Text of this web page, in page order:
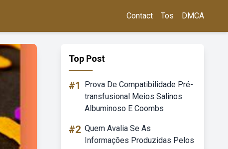
Contact Tos DMCA
Top Post
#1
Prova De Compatibilidade Pré-
transfusional Meios Salinos
Albuminoso E Coombs
#2 Quem Avalia Se As
Informações Produzidas Pelos